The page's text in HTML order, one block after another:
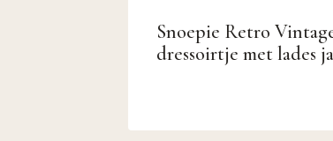
Snoepie Retro
dressoirtje met lades